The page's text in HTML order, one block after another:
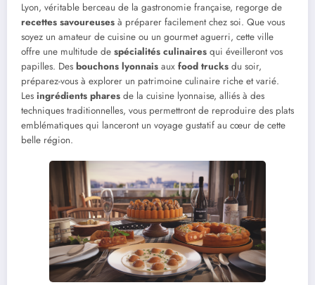
Lyon, véritable berceau de la gastronomie française, regorge de
recettes savoureuses à préparer facilement chez soi. Que vous
soyez un amateur de cuisine ou un gourmet aguerri, cette ville
offre une multitude de spécialités culinaires qui éveilleront vos
papilles. Des bouchons lyonnais aux food trucks du soir,
préparez-vous à explorer un patrimoine culinaire riche et varié.
Les ingrédients phares de la cuisine lyonnaise, alliés à des
techniques traditionnelles, vous permettront de reproduire des plats
emblématiques qui lanceront un voyage gustatif au cœur de cette
belle région.